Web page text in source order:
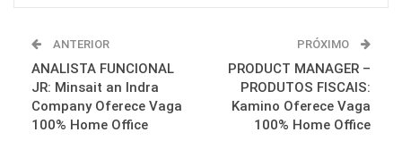
ANTERIOR
ANALISTA FUNCIONAL
JR: Minsait an Indra
Company Oferece Vaga
100% Home Office
PRÓXIMO
PRODUCT MANAGER –
PRODUTOS FISCAIS:
Kamino Oferece Vaga
100% Home Office